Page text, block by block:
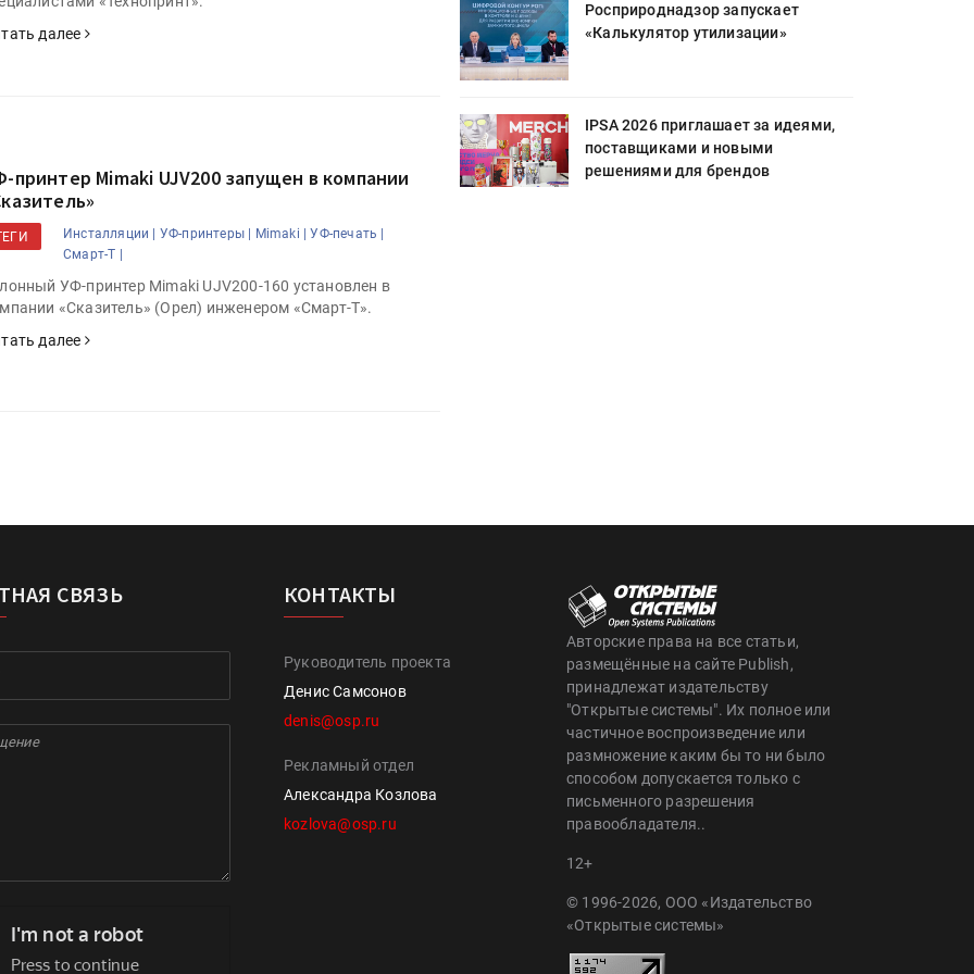
далее
принтер Mimaki UJV200 запущен в компании
Инсталляции | УФ-принтеры | Mimaki |
УФ-печать |
Смарт-Т |
УФ-принтер Mimaki UJV200-160 установлен в
«Сказитель» (Орел) инженером «Смарт-Т».
далее
Росприроднадзор запускает
решениями для брендов
Росприроднадзор запускает
«Калькулятор утилизации»
IPSA 2026 приглашает за идеями,
поставщиками и новыми
решениями для брендов
СВЯЗЬ КОНТАКТЫ
Руководитель проекта
Денис Самсонов
denis@osp.ru
Рекламный отдел
Александра Козлова
kozlova@osp.ru
Авторские права на все статьи,
размещённые на сайте Publish,
принадлежат издательству
"Открытые системы". Их полное или
частичное воспроизведение или
размножение каким бы то ни было
способом допускается только с
письменного разрешения
правообладателя..
12+
© 1996-2026, ООО «Издательство
«Открытые системы»